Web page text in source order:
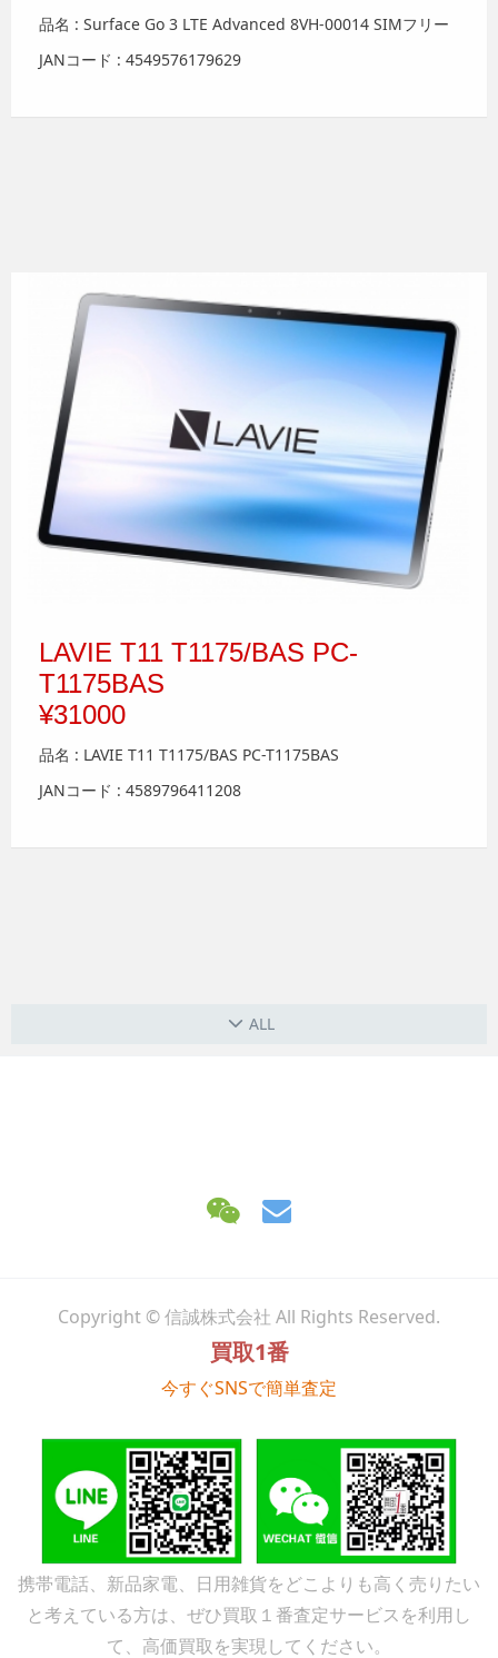
品名 : Surface Go 3 LTE Advanced 8VH-00014 SIMフリー
JANコード : 4549576179629
LAVIE T11 T1175/BAS PC-
T1175BAS
¥31000
品名 : LAVIE T11 T1175/BAS PC-T1175BAS
JANコード : 4589796411208
ALL
Copyright © 信誠株式会社 All Rights Reserved.
買取1番
今すぐSNSで簡単査定
携帯電話、新品家電、日用雑貨をどこよりも高く売りたい
と考えている方は、ぜひ買取１番査定サービスを利用し
て、高価買取を実現してください。